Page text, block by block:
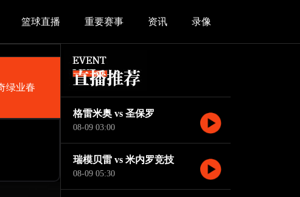
篮球直播 重要赛事 资讯 录像
绿业春
格雷米奥 vs 圣保罗
08-09 03:00
瑞模贝雷 vs 米内罗竞技
08-09 05:30